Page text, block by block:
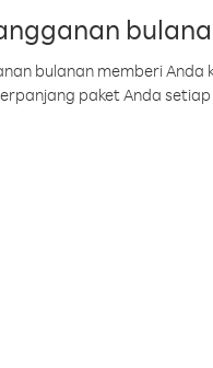
bulanan memberi
paket Anda